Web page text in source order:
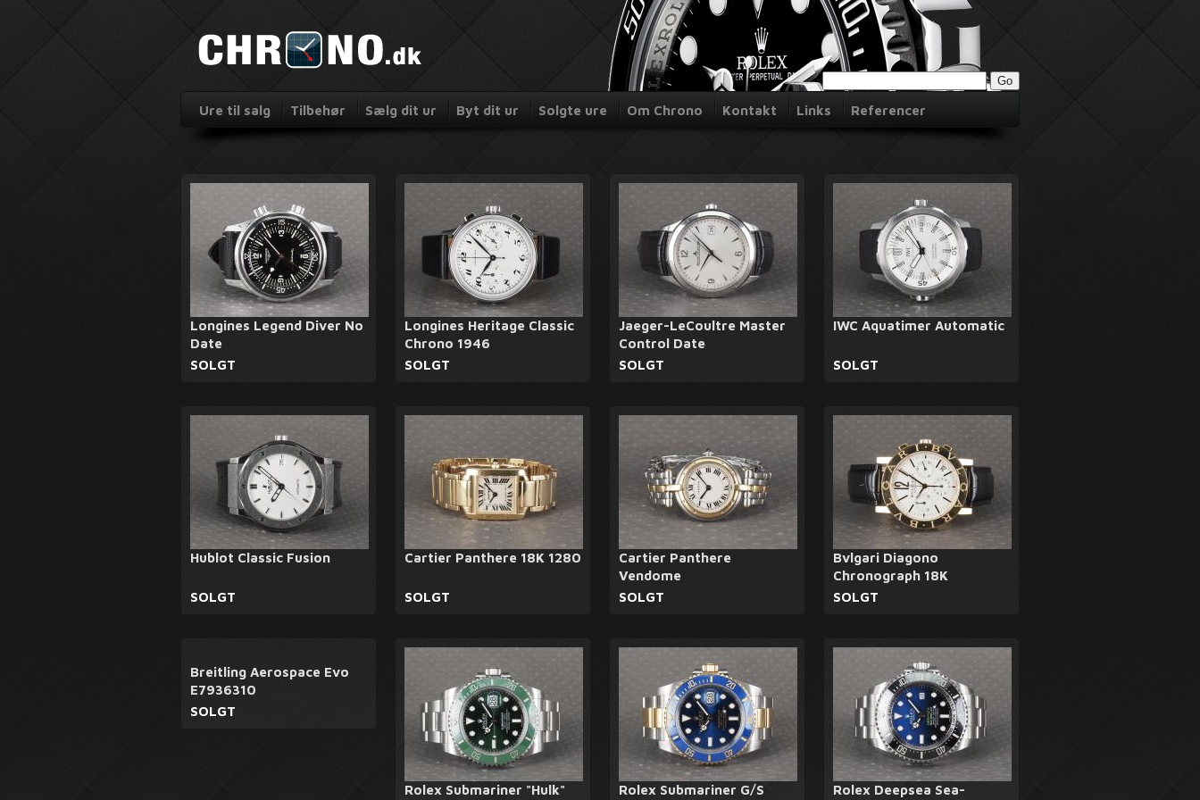
Ure til salg Tilbehør Sælg dit ur Byt dit ur Solgte ure Om Chrono Kontakt Links Referencer
Longines Legend Diver No
Date
SOLGT
Longines Heritage Classic
Chrono 1946
SOLGT
Jaeger-LeCoultre Master
Control Date
SOLGT
IWC Aquatimer Automatic
SOLGT
Hublot Classic Fusion
SOLGT
Cartier Panthere 18K 1280
SOLGT
Cartier Panthere
Vendome
SOLGT
Bvlgari Diagono
Chronograph 18K
SOLGT
Breitling Aerospace Evo
E7936310
SOLGT
Rolex Submariner "Hulk" Rolex Submariner G/S Rolex Deepsea Sea-